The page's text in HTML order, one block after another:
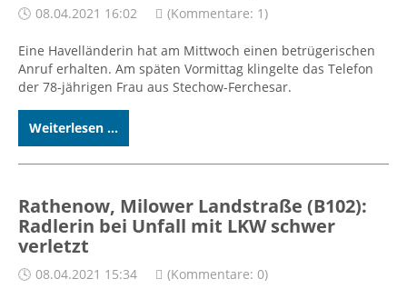
08.04.2021 16:02 (Kommentare: 1)
Eine Havelländerin hat am Mittwoch einen betrügerischen
Anruf erhalten. Am späten Vormittag klingelte das Telefon
der 78-jährigen Frau aus Stechow-Ferchesar.
Weiterlesen ...
Rathenow, Milower Landstraße (B102):
Radlerin bei Unfall mit LKW schwer
verletzt
08.04.2021 15:34 (Kommentare: 0)